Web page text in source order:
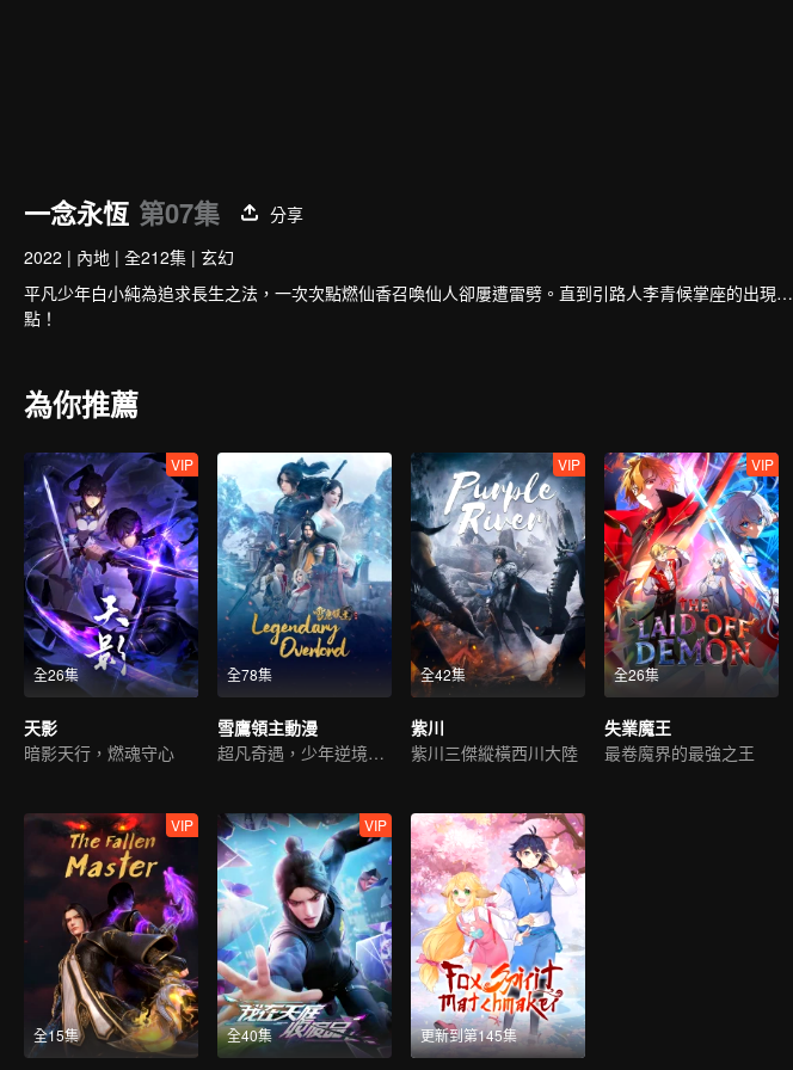
一念永恆 第07集
分享
2022 | 內地 | 全212集 | 玄幻
平凡少年白小純為追求長生之法，一次次點燃仙香召喚仙人卻屢遭雷劈。直到引路人李青候掌座的出
點！
為你推薦
全26集
VIP
天影
暗影天行，燃魂守心
全78集
雪鷹領主動漫
超凡奇遇，少年逆境重生
全42集
VIP
紫川
紫川三傑縱橫西川大陸
全26集
VIP
失業魔王
最卷魔界的最強之王
全15集
VIP
全40集
VIP
更新到第145集